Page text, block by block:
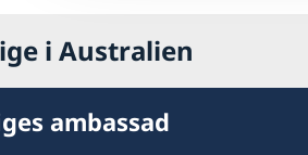
i Australien
ambassad